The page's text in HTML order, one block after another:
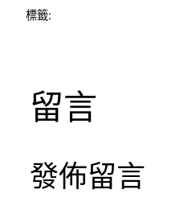
標籤:
留言
發佈留言